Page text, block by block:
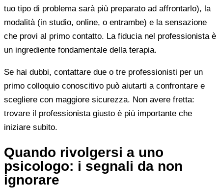
tuo tipo di problema sarà più preparato ad affrontarlo), la
modalità (in studio, online, o entrambe) e la sensazione
che provi al primo contatto. La fiducia nel professionista è
un ingrediente fondamentale della terapia.
Se hai dubbi, contattare due o tre professionisti per un
primo colloquio conoscitivo può aiutarti a confrontare e
scegliere con maggiore sicurezza. Non avere fretta:
trovare il professionista giusto è più importante che
iniziare subito.
Quando rivolgersi a uno
psicologo: i segnali da non
ignorare